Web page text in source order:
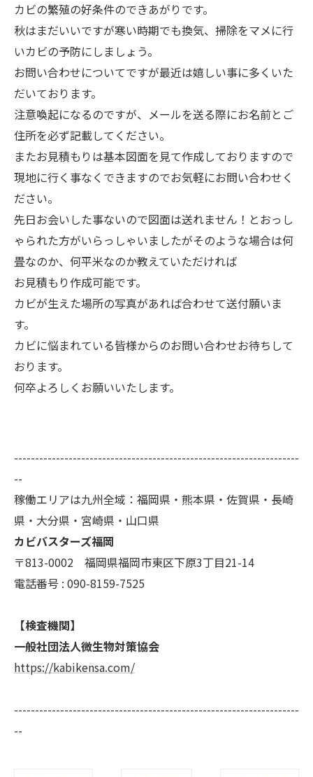
カビの繁殖の好条件のできあがりです。
秋はまだいいですが寒い時期でも換気、掃除をマメに行
いカビの予防にしましょう。
お問い合わせについてですが最近は嬉しい事に多くいた
だいております。
注意喚起になるのですが、メールを送る際にお名前とご
住所を必ず記載してください。
またお見積もりは基本図面を見て作成しておりますので
現地に行く事なくできますのでお気軽にお問い合わせく
ださい。
先日お会いした事ないので図面は送れません！とおっし
ゃられた方がいらっしゃいましたがそのような場合は何
畳なのか、何平米なのか教えていただければ
お見積もり作成可能です。
カビが生えた場所の写真があれば合わせて送付願いま
す。
カビに悩まれている皆様からのお問い合わせお待ちして
おります。
何卒よろしくお願いいたします。
--------------------------------------------------------------------
--
稼働エリアは九州全域：福岡県・熊本県・佐賀県・長崎
県・大分県・宮崎県・山口県
カビバスターズ福岡
〒813-0002 福岡県福岡市東区下原3丁目21-14
電話番号 : 090-8159-7525
【検査機関】
一般社団法人微生物対策協会
https://kabikensa.com/
--------------------------------------------------------------------
--